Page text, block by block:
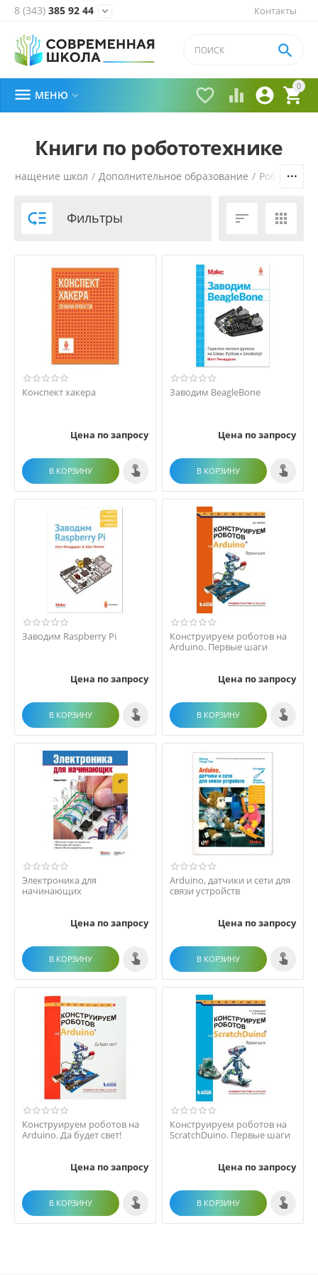
Контакты
8 (343) 385 92 44 
0


 

 МЕНЮ 
Книги по робототехнике
Оснащение школ / Дополнительное образование /
 Фильтры  
Конспект хакера
Цена по запросу
В КОРЗИНУ
Заводим BeagleBone
Цена по запросу
В КОРЗИНУ
Заводим Raspberry Pi
Цена по запросу
В КОРЗИНУ
Конструируем роботов на
Arduino. Первые шаги
Цена по запросу
В КОРЗИНУ
Электроника для
начинающих
Цена по запросу
В КОРЗИНУ
Arduino, датчики и сети для
связи устройств
Цена по запросу
В КОРЗИНУ
Конструируем роботов на
Arduino. Да будет свет!
Цена по запросу
В КОРЗИНУ
Конструируем роботов на
ScratchDuino. Первые шаги
Цена по запросу
В КОРЗИНУ